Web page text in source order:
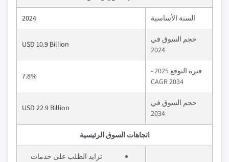
السنة الأساسية 2024
حجم السوق في
2024
USD 10.9 Billion
فترة التوقع 2025 -
2034 CAGR
7.8%
حجم السوق في
2034
USD 22.9 Billion
اتجاهات السوق الرئيسية
تزايد الطلب على خدمات